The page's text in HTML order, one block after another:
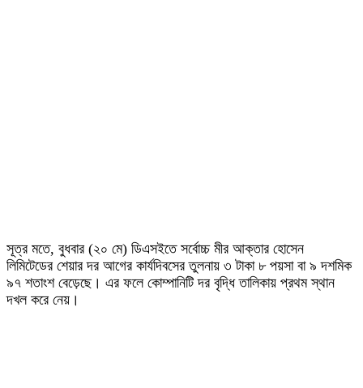
সূত্র মতে, বুধবার (২০ মে) ডিএসইতে সর্বোচ্চ মীর আক্তার হোসেন
লিমিটেডের শেয়ার দর আগের কার্যদিবসের তুলনায় ৩ টাকা ৮ পয়সা বা ৯ দশমিক
৯৭ শতাংশ বেড়েছে। এর ফলে কোম্পানিটি দর বৃদ্ধি তালিকায় প্রথম স্থান
দখল করে নেয়।